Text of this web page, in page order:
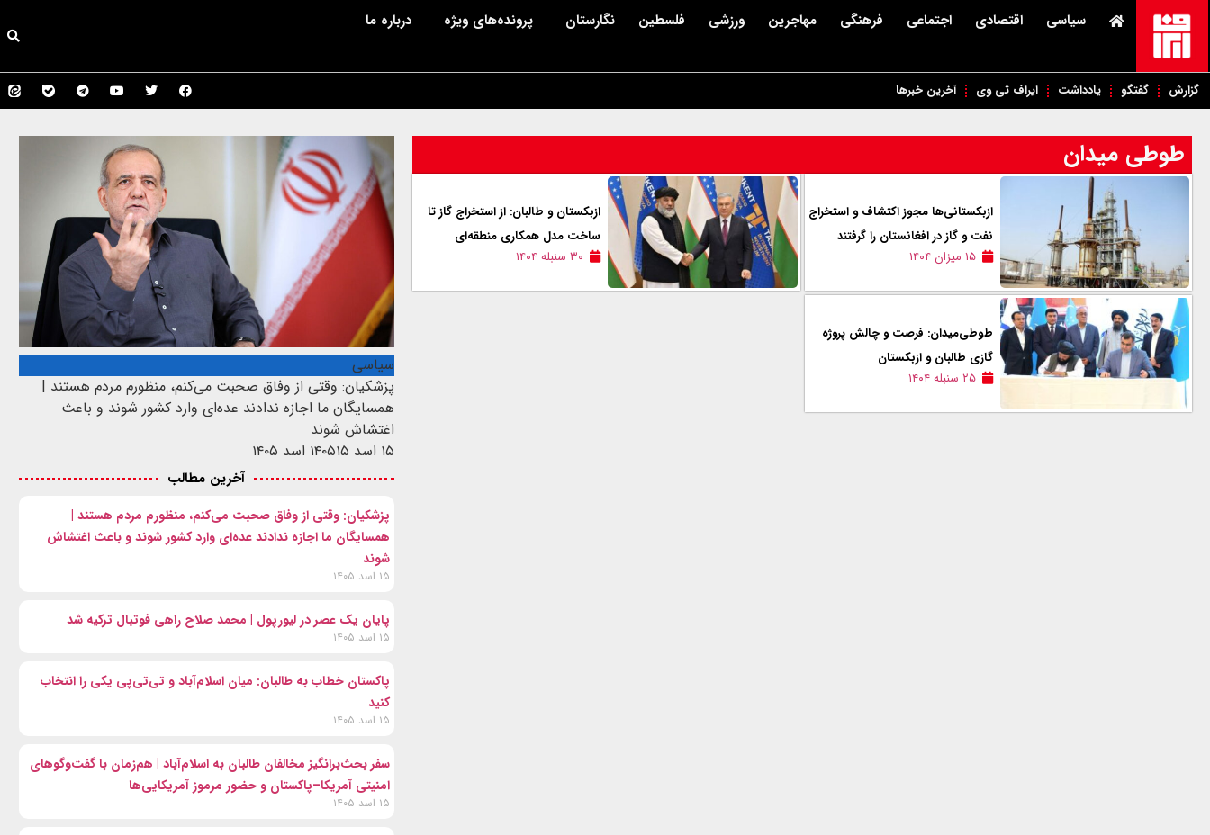
سیاسی اقتصادی اجتماعی فرهنگی مهاجرین ورزشی فلسطین نگارستان پرونده‌های ویژه درباره ما
گزارش گفتگو یادداشت ایراف تی وی آخرین خبرها
طوطی میدان
ازبکستانی‌ها مجوز اکتشاف و استخراج
نفت و گاز در افغانستان را گرفتند
۱۵ میزان ۱۴۰۴
ازبکستان و طالبان: از استخراج گاز تا
ساخت مدل همکاری منطقه‌ای
۳۰ سنبله ۱۴۰۴
طوطی‌میدان: فرصت و چالش پروژه
گازی طالبان و ازبکستان
۲۵ سنبله ۱۴۰۴
سیاسی
پزشکیان: وقتی از وفاق صحبت می‌کنم، منظورم مردم هستند |
همسایگان ما اجازه ندادند عده‌ای وارد کشور شوند و باعث
اغتشاش شوند
۱۵ اسد ۱۴۰۵
۱۵ اسد ۱۴۰۵
آخرین مطالب
پزشکیان: وقتی از وفاق صحبت می‌کنم، منظورم مردم هستند |
همسایگان ما اجازه ندادند عده‌ای وارد کشور شوند و باعث اغتشاش
شوند
۱۵ اسد ۱۴۰۵
پایان یک عصر در لیورپول | محمد صلاح راهی فوتبال ترکیه شد
۱۵ اسد ۱۴۰۵
پاکستان خطاب به طالبان: میان اسلام‌آباد و تی‌تی‌پی یکی را انتخاب
کنید
۱۵ اسد ۱۴۰۵
سفر بحث‌برانگیز مخالفان طالبان به اسلام‌آباد | هم‌زمان با گفت‌وگوهای
امنیتی آمریکا–پاکستان و حضور مرموز آمریکایی‌ها
۱۵ اسد ۱۴۰۵